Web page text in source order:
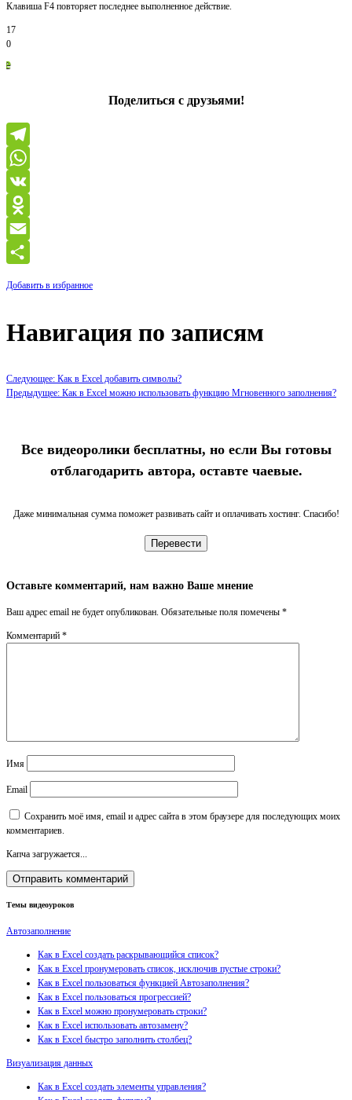
Клавиша F4 повторяет последнее выполненное действие.
17
0
Поделиться с друзьями!
Telegram
WhatsApp
VK
Odnoklassniki
Email
Добавить в избранное
Навигация по записям
Следующее: Как в Excel добавить символы?
Предыдущее: Как в Excel можно использовать функцию Мгновенного заполнения?
Все видеоролики бесплатны, но если Вы готовы
отблагодарить автора, оставте чаевые.
Даже минимальная сумма поможет развивать сайт и оплачивать хостинг. Спасибо!
Перевести
Оставьте комментарий, нам важно Ваше мнение
Ваш адрес email не будет опубликован. Обязательные поля помечены *
Комментарий *
Имя
Email
Сохранить моё имя, email и адрес сайта в этом браузере для последующих моих
комментариев.
Капча загружается...
Темы видеоуроков
Автозаполнение
Как в Excel создать раскрывающийся список?
Как в Excel пронумеровать список, исключив пустые строки?
Как в Excel пользоваться функцией Автозаполнения?
Как в Excel пользоваться прогрессией?
Как в Excel можно пронумеровать строки?
Как в Excel использовать автозамену?
Как в Excel быстро заполнить столбец?
Визуализация данных
Как в Excel создать элементы управления?